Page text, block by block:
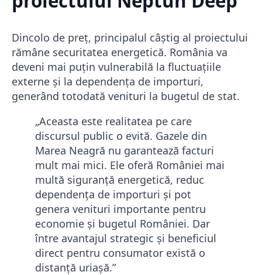
Dincolo de preț, principalul câștig al proiectului
rămâne securitatea energetică. România va
deveni mai puțin vulnerabilă la fluctuațiile
externe și la dependența de importuri,
generând totodată venituri la bugetul de stat.
„Aceasta este realitatea pe care
discursul public o evită. Gazele din
Marea Neagră nu garantează facturi
mult mai mici. Ele oferă României mai
multă siguranță energetică, reduc
dependența de importuri și pot
genera venituri importante pentru
economie și bugetul României. Dar
între avantajul strategic și beneficiul
direct pentru consumator există o
distanță uriașă.”